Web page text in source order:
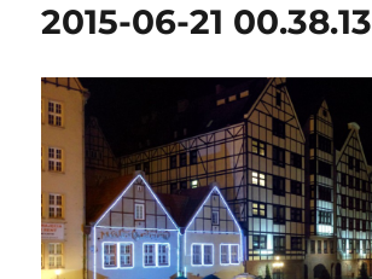
2015-06-21 00.38.13